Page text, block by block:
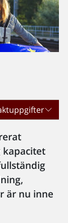
kapacitet
är nu inne